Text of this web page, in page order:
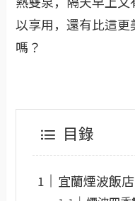
以享用，還有比這
嗎？
目錄
宜蘭煙波飯